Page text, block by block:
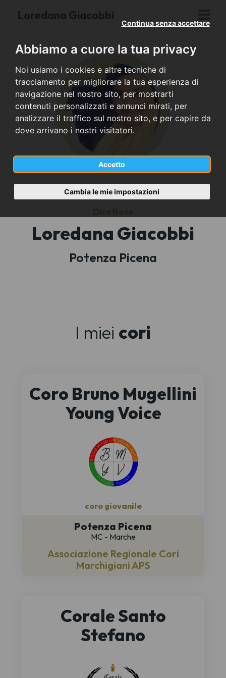
Abbiamo a cuore la tua privacy
Noi usiamo i cookies e altre tecniche di
tracciamento per migliorare la tua esperienza di
navigazione nel nostro sito, per mostrarti
contenuti personalizzati e annunci mirati, per
analizzare il traffico sul nostro sito, e per capire da
dove arrivano i nostri visitatori.
Accetto
Continua senza accettare
Cambia le mie impostazioni
Loredana Giacobbi
Loredana Giacobbi
Potenza Picena
I miei cori
Coro Bruno Mugellini
Young Voice
coro giovanile
Potenza Picena
MC - Marche
Associazione Regionale Cori
Marchigiani APS
Corale Santo
Stefano